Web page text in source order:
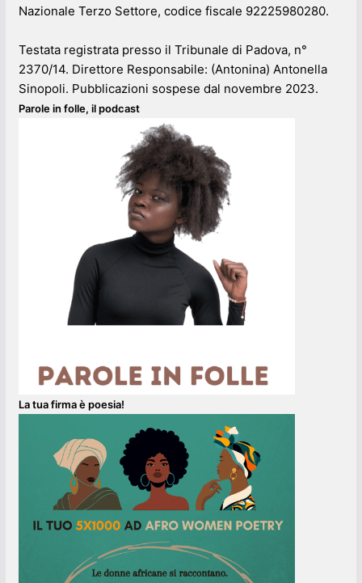
Nazionale Terzo Settore, codice fiscale 92225980280.
Testata registrata presso il Tribunale di Padova, n°
2370/14. Direttore Responsabile: (Antonina) Antonella
Sinopoli. Pubblicazioni sospese dal novembre 2023.
Parole in folle, il podcast
La tua firma è poesia!